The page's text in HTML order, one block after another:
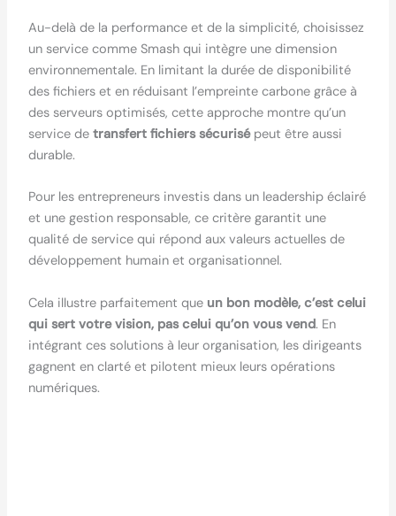
Au-delà de la performance et de la simplicité, choisissez
un service comme Smash qui intègre une dimension
environnementale. En limitant la durée de disponibilité
des fichiers et en réduisant l’empreinte carbone grâce à
des serveurs optimisés, cette approche montre qu’un
service de transfert fichiers sécurisépeut être aussi
durable.
Pour les entrepreneurs investis dans un leadership éclairé
et une gestion responsable, ce critère garantit une
qualité de service qui répond aux valeurs actuelles de
développement humain et organisationnel.
Cela illustre parfaitement que un bon modèle, c’est celui
qui sert votre vision, pas celui qu’on vous vend. En
intégrant ces solutions à leur organisation, les dirigeants
gagnent en clarté et pilotent mieux leurs opérations
numériques.